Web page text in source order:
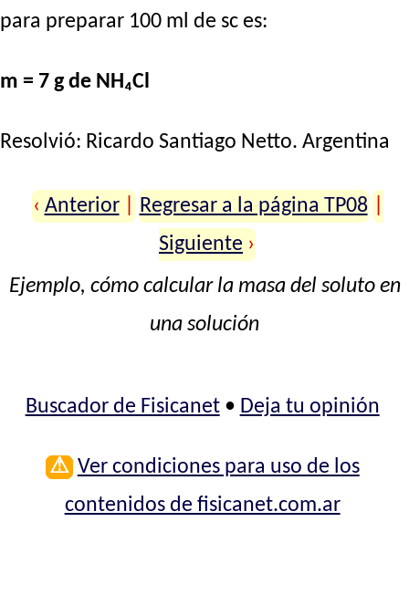
para preparar 100 ml de sc es:
m = 7 g de NH₄Cl
Resolvió: Ricardo Santiago Netto. Argentina
‹ Anterior Regresar a la página TP08
Siguiente ›
Ejemplo, cómo calcular la masa del soluto en
una solución
Buscador de Fisicanet• Deja tu opinión
⚠ Ver condiciones para uso de los
contenidos de fisicanet.com.ar